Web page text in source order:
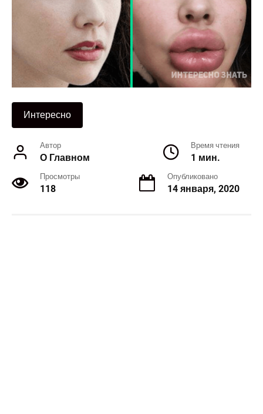
Интересно
Автор
О Главном
Время чтения
1 мин.
Просмотры
118
Опубликовано
14 января, 2020